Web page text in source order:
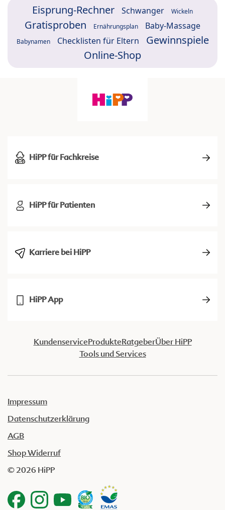
Eisprung-Rechner Schwanger Wickeln
Gratisproben Ernährungsplan Baby-Massage
Babynamen Checklisten für Eltern
Gewinnspiele
Online-Shop
HiPP für Fachkreise
HiPP für Patienten
Karriere bei HiPP
HiPP App
KundenserviceProdukteRatgeberÜber HiPP
Tools und Services
Impressum
Datenschutzerklärung
AGB
Shop Widerruf
© 2026 HiPP